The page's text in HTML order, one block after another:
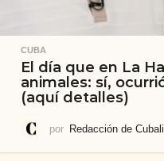
CUBA
El día que en La
animales: sí,
(aquí detalles)
por Redacción de